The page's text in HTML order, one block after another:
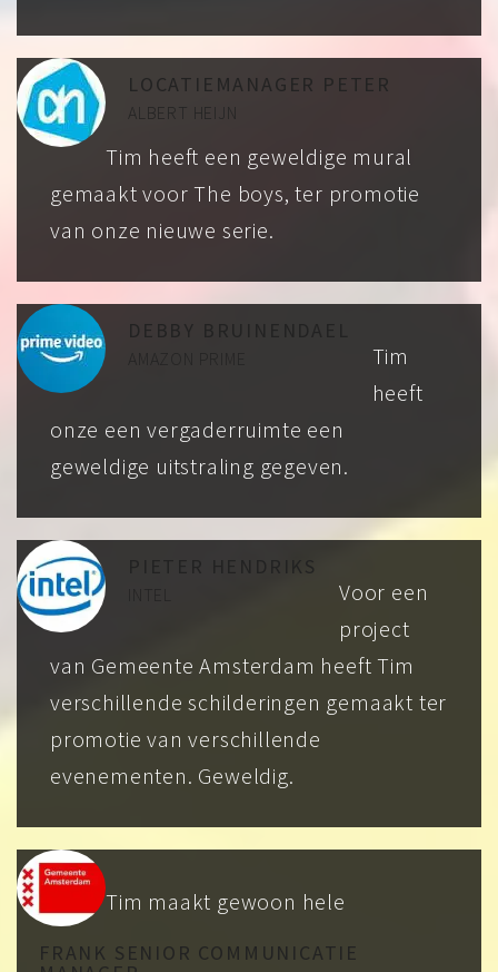
LOCATIEMANAGER PETER
ALBERT HEIJN
Tim heeft een geweldige mural
gemaakt voor The boys, ter promotie
van onze nieuwe serie.
DEBBY BRUINENDAEL
Tim
heeft
onze een vergaderruimte een
geweldige uitstraling gegeven.
PIETER HENDRIKS
Voor een
project
van Gemeente Amsterdam heeft Tim
verschillende schilderingen gemaakt ter
promotie van verschillende
evenementen. Geweldig.
FRANK SENIOR COMMUNICATIE
Tim maakt gewoon hele